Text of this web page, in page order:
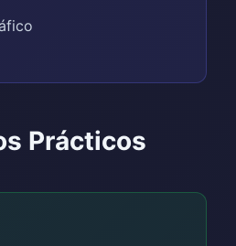
Prácticos